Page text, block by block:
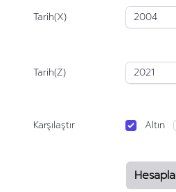
Tarih(X)
Tarih(Z)
Karşılaştır Altın
Hesapla